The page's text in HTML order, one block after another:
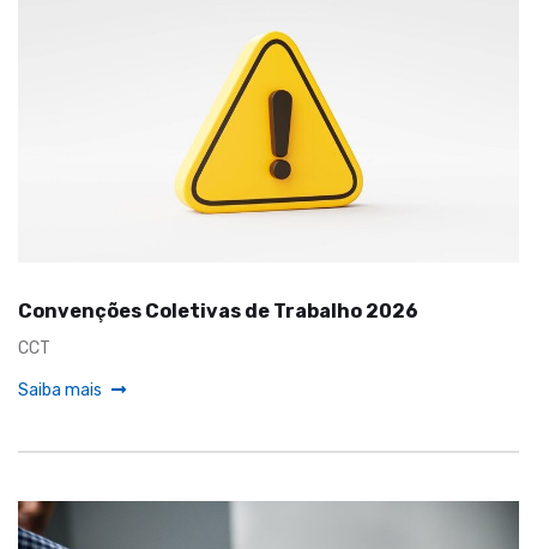
Convenções Coletivas de Trabalho 2026
CCT
Saiba mais